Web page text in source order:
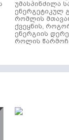
უმასპინძილა
ენერგეტიკულ
რომლის
ქვეყნის,
ენერგიის
როლის